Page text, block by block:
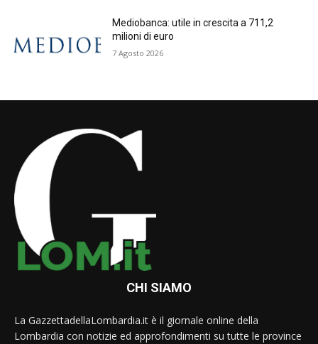
Mediobanca: utile in crescita a 711,2
milioni di euro
7 Agosto 2026
CHI SIAMO
La GazzettadellaLombardia.it è il giornale online della
Lombardia con notizie ed approfondimenti su tutte le province